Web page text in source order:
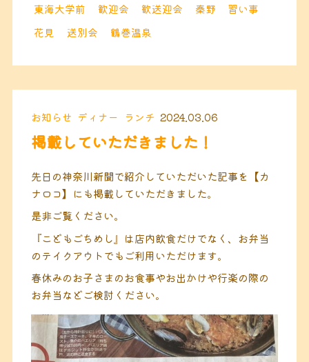
東海大学前
歓迎会 歓送迎会 秦野
習い事
花見
送別会 鶴巻温泉
お知らせ ディナー ランチ 2024.03.06
掲載していただきました！
先日の神奈川新聞で紹介していただいた記事を【カ
ナロコ】にも掲載していただきました。
是非ご覧ください。
『こどもごちめし』は店内飲食だけでなく、お弁当
のテイクアウトでもご利用いただけます。
春休みのお子さまのお食事やお出かけや行楽の際の
お弁当などご検討ください。